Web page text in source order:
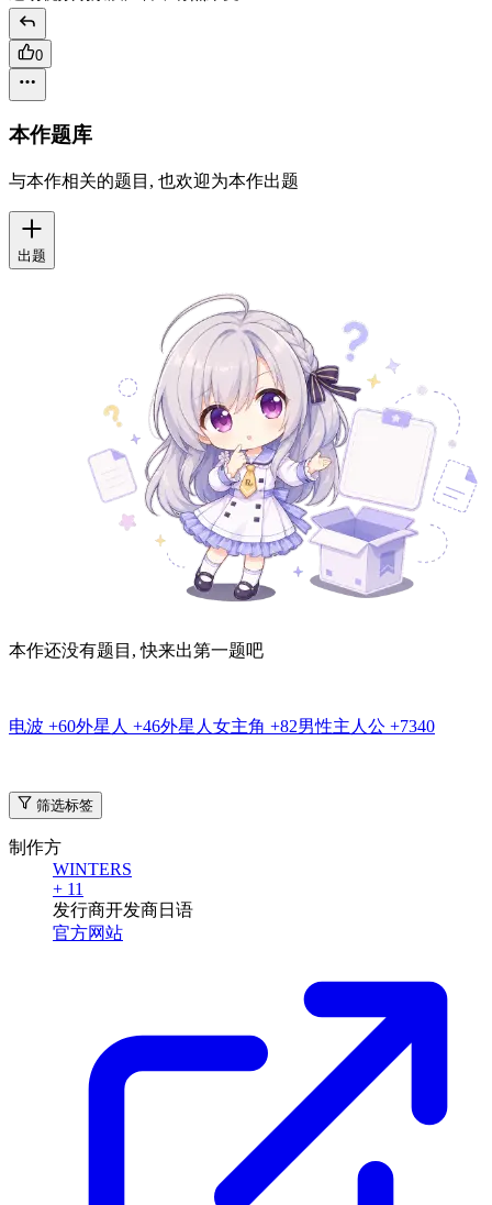
0
本作题库
与本作相关的题目, 也欢迎为本作出题
出题
本作还没有题目, 快来出第一题吧
电波 +60外星人 +46外星人女主角 +82男性主人公 +7340
筛选标签
制作方
WINTERS
+ 11
发行商开发商日语
官方网站